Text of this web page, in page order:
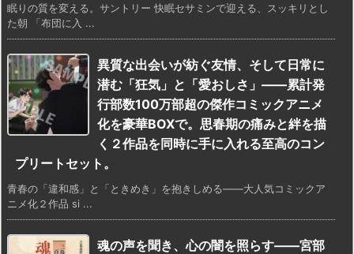
眠りの質を変える。サントリー 快眠セサミンで迎える、スッキリとし
た朝 「布団に入 ...
異質な出会いが紡ぐ友情、そして日常に
潜む「狂気」と「愛おしさ」――累計発
行部数100万部超の傑作コミックアニメ
化を豪華BOXで。思春期の痛みと絆を描
く２作品を同時に手に入れる至高のコン
プリートセット。
青春の「違和感」と「ときめき」を抱きしめる――大人気コミックア
ニメ化２作品 si ...
魂の声を聞き、心の闇を照らす――宮部